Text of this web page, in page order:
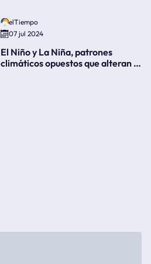
elTiempo
07 jul 2024
El Niño y La Niña, patrones
climáticos opuestos que alteran la